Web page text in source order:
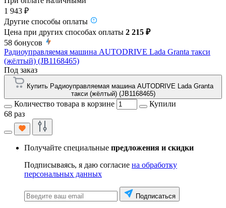
1 943 ₽
Другие способы оплаты
Цена при других способах оплаты 2 215 ₽
58 бонусов
Радиоуправляемая машина AUTODRIVE Lada Granta такси
(жёлтый) (JB1168465)
Под заказ
Купить Радиоуправляемая машина AUTODRIVE Lada Granta
такси (жёлтый) (JB1168465)
Количество товара в корзине
Купили
68 раз
Получайте специальные предложения и скидки
Подписываясь, я даю согласие на обработку
персональных данных
Подписаться